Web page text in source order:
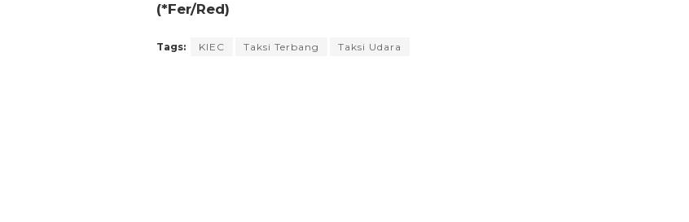
(*Fer/Red)
Tags: KIEC Taksi Terbang Taksi Udara